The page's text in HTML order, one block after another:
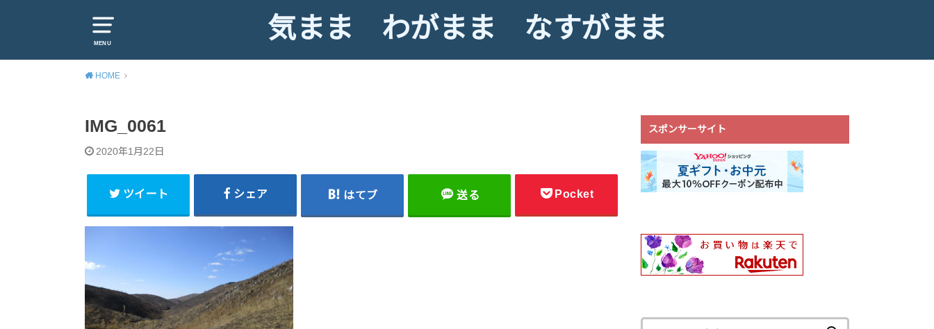
MENU 気まま わがまま なすがまま
HOME
IMG_0061
2020年1月22日
ツイート シェア はてブ 送る Pocket
スポンサーサイト